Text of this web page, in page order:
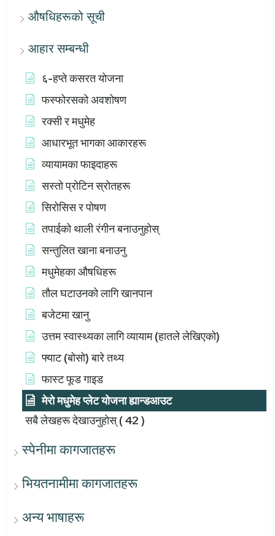
औषधिहरूको सूची
आहार सम्बन्धी
६-हप्ते कसरत योजना
फस्फोरसको अवशोषण
रक्सी र मधुमेह
आधारभूत भागका आकारहरू
व्यायामका फाइदाहरू
सस्तो प्रोटिन स्रोतहरू
सिरोसिस र पोषण
तपाईको थाली रंगीन बनाउनुहोस्
सन्तुलित खाना बनाउनु
मधुमेहका औषधिहरू
तौल घटाउनको लागि खानपान
बजेटमा खानु
उत्तम स्वास्थ्यका लागि व्यायाम (हातले लेखिएको)
फ्याट (बोसो) बारे तथ्य
फास्ट फूड गाइड
मेरो मधुमेह प्लेट योजना ह्यान्डआउट
सबै लेखहरू देखाउनुहोस्( 42 )
स्पेनीमा कागजातहरू
भियतनामीमा कागजातहरू
अन्य भाषाहरू